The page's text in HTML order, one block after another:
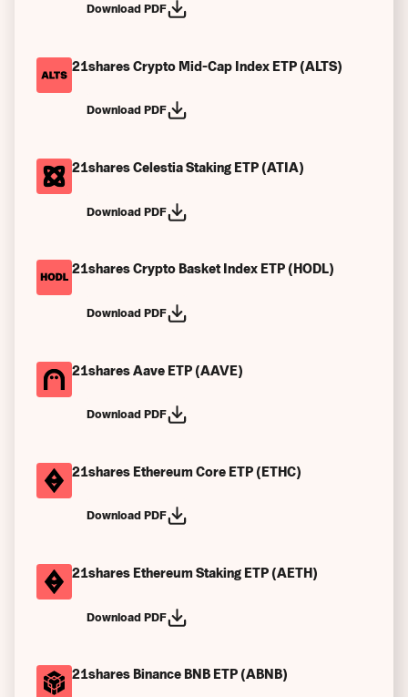
Download PDF
21shares Crypto Mid-Cap Index ETP (ALTS)
Download PDF
21shares Celestia Staking ETP (ATIA)
Download PDF
21shares Crypto Basket Index ETP (HODL)
Download PDF
21shares Aave ETP (AAVE)
Download PDF
21shares Ethereum Core ETP (ETHC)
Download PDF
21shares Ethereum Staking ETP (AETH)
Download PDF
21shares Binance BNB ETP (ABNB)